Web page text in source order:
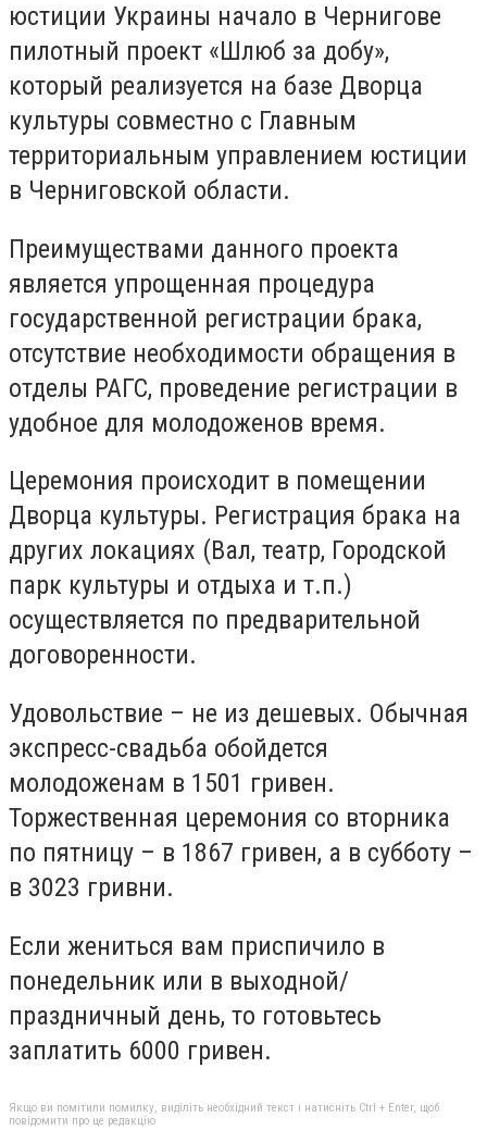
юстиции Украины начало в Чернигове
пилотный проект «Шлюб за добу»,
который реализуется на базе Дворца
культуры совместно с Главным
территориальным управлением юстиции
в Черниговской области.
Преимуществами данного проекта
является упрощенная процедура
государственной регистрации брака,
отсутствие необходимости обращения в
отделы РАГС, проведение регистрации в
удобное для молодоженов время.
Церемония происходит в помещении
Дворца культуры. Регистрация брака на
других локациях (Вал, театр, Городской
парк культуры и отдыха и т.п.)
осуществляется по предварительной
договоренности.
Удовольствие – не из дешевых. Обычная
экспресс-свадьба обойдется
молодоженам в 1501 гривен.
Торжественная церемония со вторника
по пятницу – в 1867 гривен, а в субботу –
в 3023 гривни.
Если жениться вам приспичило в
понедельник или в выходной/
праздничный день, то готовьтесь
заплатить 6000 гривен.
Якщо ви помітили помилку, виділіть необхідний текст і натисніть Ctrl + Enter, щоб
повідомити про це редакцію